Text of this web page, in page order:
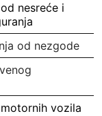
nesreće i
od nezgode
vozila